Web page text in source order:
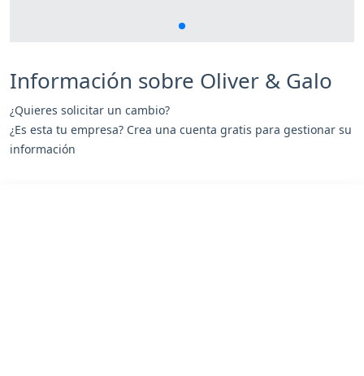
Información sobre Oliver & Galo
¿Quieres solicitar un cambio?
¿Es esta tu empresa? Crea una cuenta gratis para gestionar su
información